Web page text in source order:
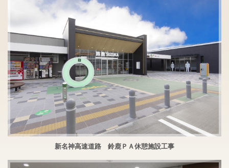
新名神高速道路 鈴鹿ＰＡ休憩施設工事